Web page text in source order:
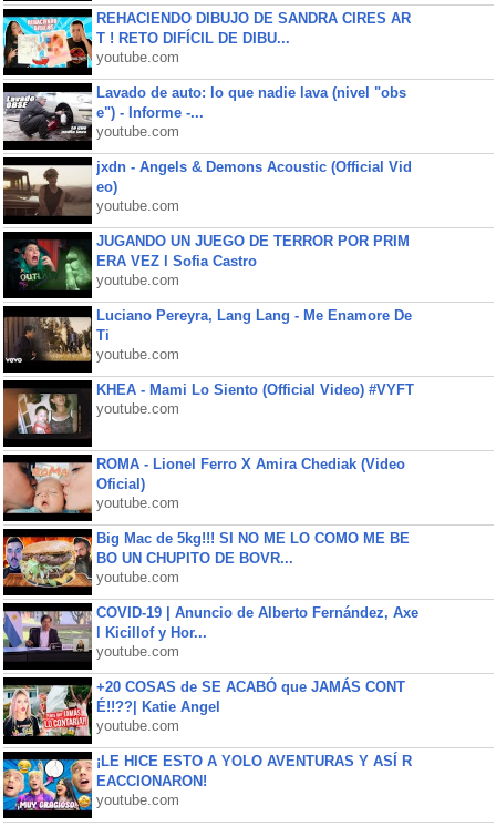
REHACIENDO DIBUJO DE SANDRA CIRES AR
T ! RETO DIFÍCIL DE DIBU...
youtube.com
Lavado de auto: lo que nadie lava (nivel "obs
e") - Informe -...
youtube.com
jxdn - Angels & Demons Acoustic (Official Vid
eo)
youtube.com
JUGANDO UN JUEGO DE TERROR POR PRIM
ERA VEZ l Sofia Castro
youtube.com
Luciano Pereyra, Lang Lang - Me Enamore De
Ti
youtube.com
KHEA - Mami Lo Siento (Official Video) #VYFT
youtube.com
ROMA - Lionel Ferro X Amira Chediak (Video
Oficial)
youtube.com
Big Mac de 5kg!!! SI NO ME LO COMO ME BE
BO UN CHUPITO DE BOVR...
youtube.com
COVID-19 | Anuncio de Alberto Fernández, Axe
l Kicillof y Hor...
youtube.com
+20 COSAS de SE ACABÓ que JAMÁS CONT
É!!??| Katie Angel
youtube.com
¡LE HICE ESTO A YOLO AVENTURAS Y ASÍ R
EACCIONARON!
youtube.com